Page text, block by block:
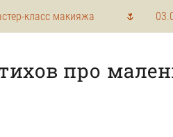
про
класс макияжа 🌷 03.08 15: